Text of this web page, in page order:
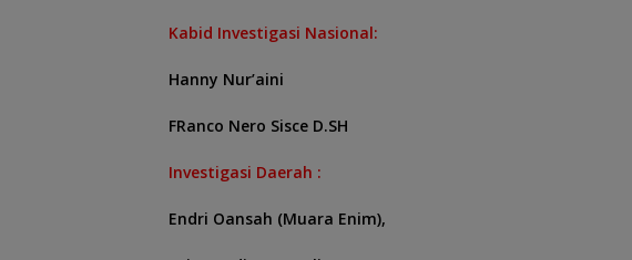
Kabid Investigasi Nasional:
Hanny Nur’aini
FRanco Nero Sisce D.SH
Investigasi Daerah :
Endri Oansah (Muara Enim),